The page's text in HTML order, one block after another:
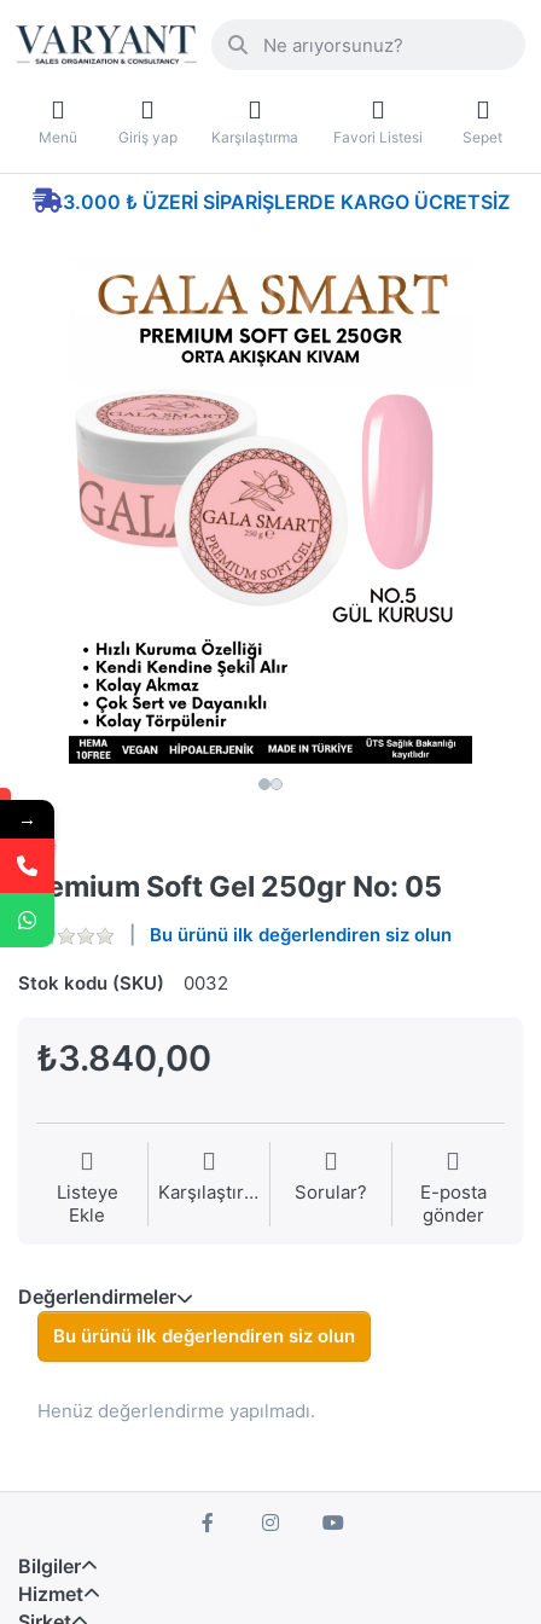
Menü Giriş yap Karşılaştırma Favori Listesi Sepet
3.000 ₺ ÜZERI SIPARIŞLERDE KARGO ÜCRETSIZ
Premium Soft Gel 250gr No: 05
Bu ürünü ilk değerlendiren siz olun
Stok kodu (SKU) 0032
₺3.840,00
Listeye
Ekle
Karşılaştırma Sorular?
E-posta
gönder
Değerlendirmeler
Bu ürünü ilk değerlendiren siz olun
Henüz değerlendirme yapılmadı.
Bilgiler
Hizmet
→